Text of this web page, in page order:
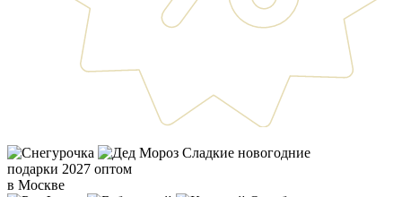
Сладкие новогодние
подарки 2027 оптом
в Москве